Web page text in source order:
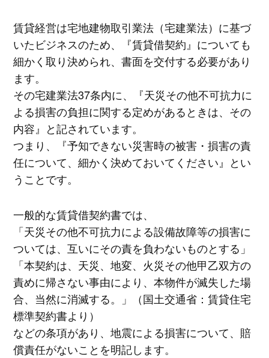
賃貸経営は宅地建物取引業法（宅建業法）に基づ
いたビジネスのため、『賃貸借契約』についても
細かく取り決められ、書面を交付する必要があり
ます。
その宅建業法37条内に、『天災その他不可抗力に
よる損害の負担に関する定めがあるときは、その
内容』と記されています。
つまり、『予知できない災害時の被害・損害の責
任について、細かく決めておいてください』とい
うことです。
一般的な賃貸借契約書では、
「天災その他不可抗力による設備故障等の損害に
ついては、互いにその責を負わないものとする」
「本契約は、天災、地変、火災その他甲乙双方の
責めに帰さない事由により、本物件が滅失した場
合、当然に消滅する。」（国土交通省：賃貸住宅
標準契約書より）
などの条項があり、地震による損害について、賠
償責任がないことを明記します。